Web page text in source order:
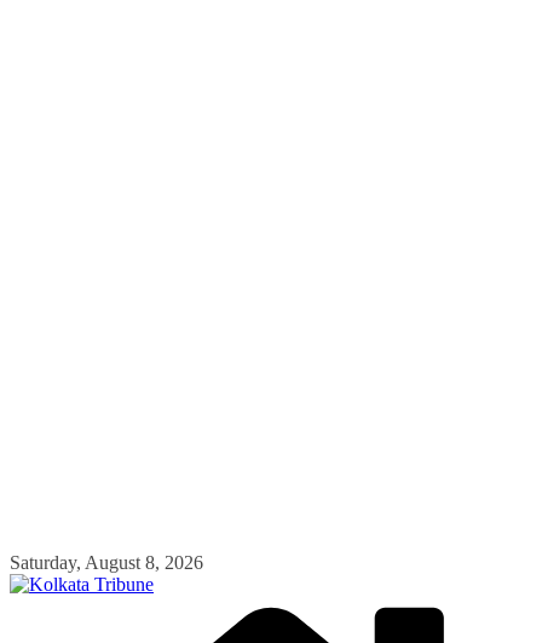
Skip
to
Saturday, August 8, 2026